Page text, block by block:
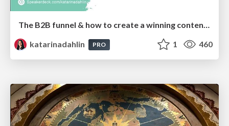
The B2B funnel & how to create a winning content strategy
katarinadahlin
PRO 1 460